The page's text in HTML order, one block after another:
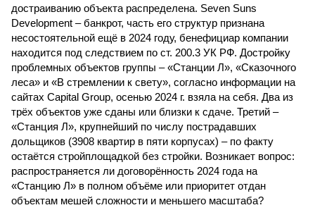
достраиванию объекта распределена. Seven Suns
Development – банкрот, часть его структур признана
несостоятельной ещё в 2024 году, бенефициар компании
находится под следствием по ст. 200.3 УК РФ. Достройку
проблемных объектов группы – «Станции Л», «Сказочного
леса» и «В стремлении к свету», согласно информации на
сайтах Capital Group, осенью 2024 г. взяла на себя. Два из
трёх объектов уже сданы или близки к сдаче. Третий –
«Станция Л», крупнейший по числу пострадавших
дольщиков (3908 квартир в пяти корпусах) – по факту
остаётся стройплощадкой без стройки. Возникает вопрос:
распространяется ли договорённость 2024 года на
«Станцию Л» в полном объёме или приоритет отдан
объектам мешей сложности и меньшего масштаба?